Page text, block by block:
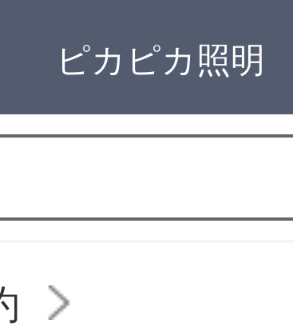
ピカピカ照明